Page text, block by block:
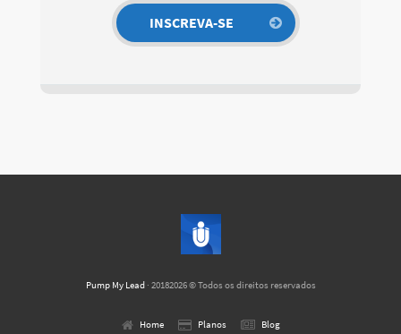
Pump My Lead· 20182026 © Todos os direitos reservados
Home Planos Blog